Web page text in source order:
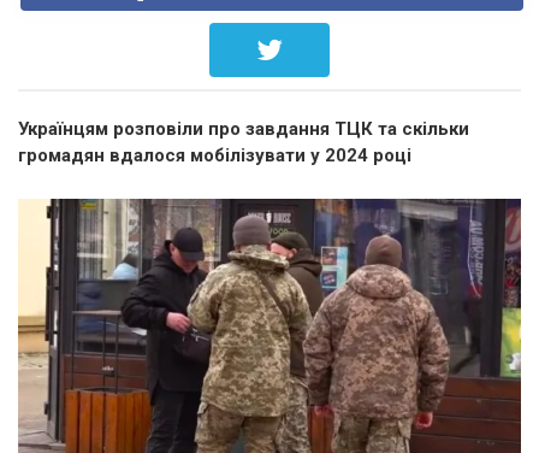
Українцям розповіли про завдання ТЦК та скільки
громадян вдалося мобілізувати у 2024 році